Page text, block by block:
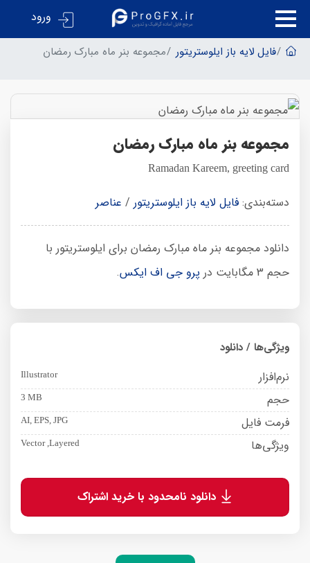
ورود
فایل لایه باز ایلوستریتور مجموعه بنر ماه مبارک رمضان
مجموعه بنر ماه مبارک رمضان
Ramadan Kareem, greeting card
دسته‌بندی: فایل لایه باز ایلوستریتور / عناصر
دانلود مجموعه بنر ماه مبارک رمضان برای ایلوستریتور با
حجم 3 مگابایت در
پرو جی اف ایکس.
ویژگی‌ها / دانلود
نرم‌افزار Illustrator
حجم 3 MB
فرمت فایل AI, EPS, JPG
ویژگی‌ها Vector ,Layered
دانلود نامحدود با خرید اشتراک